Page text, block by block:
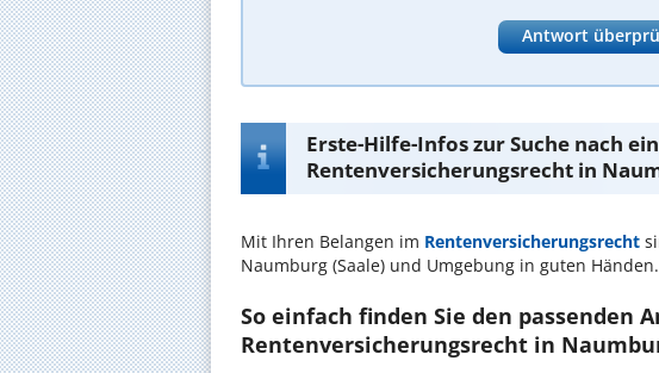
Antwort
Erste-Hilfe-Infos zur Suche nach
Rentenversicherungsrecht in
Mit Ihren Belangen im Rentenversicherungsrecht
Naumburg (Saale) und Umgebung in guten Händen.
So einfach finden Sie den passenden
Rentenversicherungsrecht in